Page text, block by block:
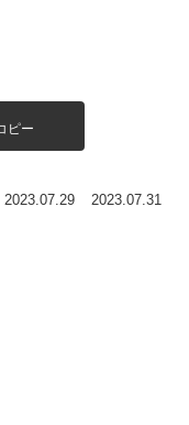
ピー
2023.07.29 2023.07.31